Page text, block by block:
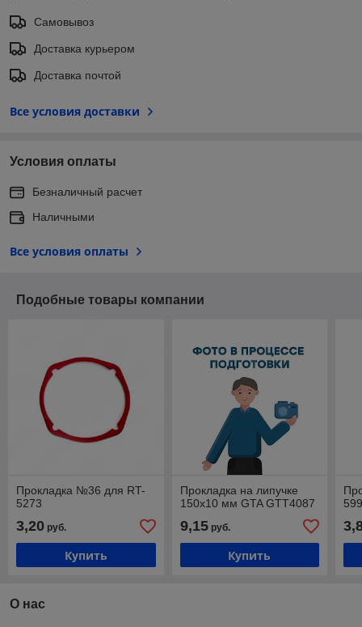
Самовывоз
Доставка курьером
Доставка почтой
Все условия доставки
Условия оплаты
Безналичный расчет
Наличными
Все условия оплаты
Подобные товары компании
Прокладка №36 для RT-
5273
3,20 руб.
Купить
Прокладка на липучке
150х10 мм GTA GTT4087
9,15руб.
Купить
О нас